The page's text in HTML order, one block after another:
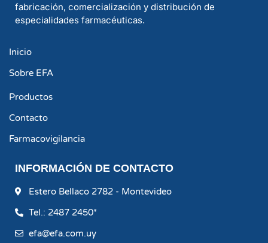
fabricación, comercialización y distribución de
especialidades farmacéuticas.
Inicio
Sobre EFA
Productos
Contacto
Farmacovigilancia
INFORMACIÓN DE CONTACTO
Estero Bellaco 2782 - Montevideo
Tel.: 2487 2450*
efa@efa.com.uy